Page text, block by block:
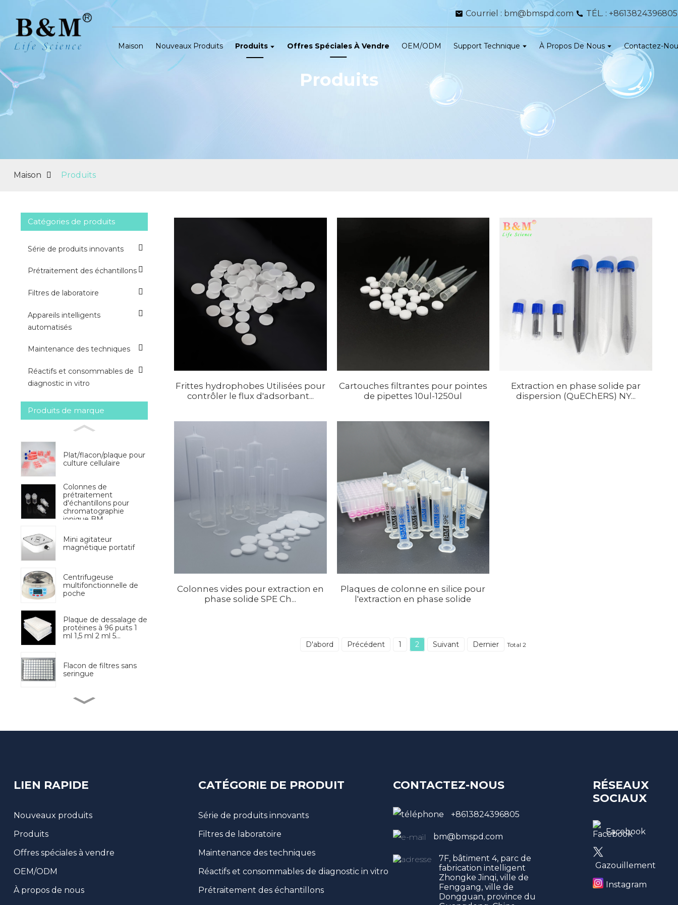
Courriel : bm@bmspd.com TÉL. : +8613824396805
Maison Nouveaux Produits Produits Offres Spéciales À Vendre OEM/ODM Support Technique À Propos De Nous Contactez-
Produits
Maison Produits
Catégories de produits
Série de produits innovants
Prétraitement des échantillons
Filtres de laboratoire
Appareils intelligents
automatisés
Maintenance des techniques
Réactifs et consommables de
diagnostic in vitro
Produits de marque
Plat/flacon/plaque pour
culture cellulaire
Colonnes de
prétraitement
d'échantillons pour
chromatographie
ionique BM
Mini agitateur
magnétique portatif
Centrifugeuse
multifonctionnelle de
poche
Plaque de dessalage de
protéines à 96 puits 1
ml 1,5 ml 2 ml 5...
Flacon de filtres sans
seringue
Préprocesseur
Kit de test d'or colloïdal
Frittes hydrophobes Utilisées pour
contrôler le flux d'adsorbant...
Cartouches filtrantes pour pointes
de pipettes 10ul-1250ul
Extraction en phase solide par
dispersion (QuEChERS) NY...
Colonnes vides pour extraction en
phase solide SPE Ch...
Plaques de colonne en silice pour
l'extraction en phase solide
D'abord Précédent 1 2 Suivant Dernier Total 2
LIEN RAPIDE
Nouveaux produits
Produits
Offres spéciales à vendre
OEM/ODM
À propos de nous
CATÉGORIE DE PRODUIT
Série de produits innovants
Filtres de laboratoire
Maintenance des techniques
Réactifs et consommables de diagnostic in vitro
Prétraitement des échantillons
CONTACTEZ-NOUS
+8613824396805
bm@bmspd.com
7F, bâtiment 4, parc de
fabrication intelligent
Zhongke Jinqi, ville de
Fenggang, ville de
Dongguan, province du
RÉSEAUX
SOCIAUX
Facebook
Gazouillement
Instagram